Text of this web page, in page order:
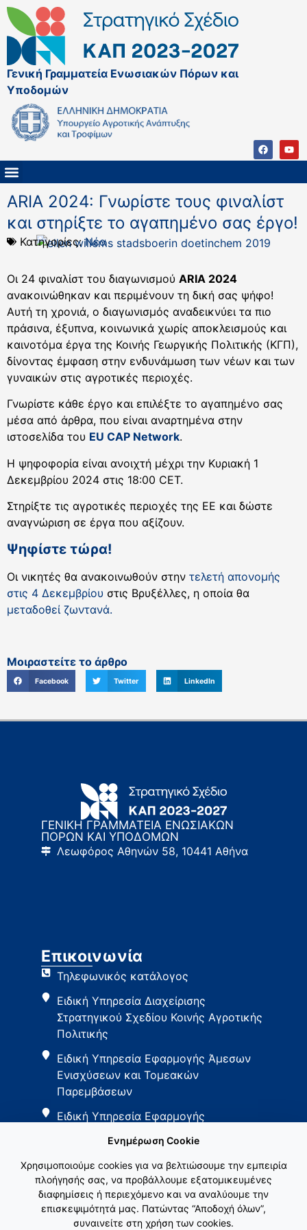
Γενική Γραμματεία Ενωσιακών Πόρων και
Υποδομών
ARIA 2024: Γνωρίστε τους φιναλίστ
και στηρίξτε το αγαπημένο σας έργο!
Κατηγορίες:Νέα
Οι 24 φιναλίστ του διαγωνισμού ARIA 2024
ανακοινώθηκαν και περιμένουν τη δική σας ψήφο!
Αυτή τη χρονιά, ο διαγωνισμός αναδεικνύει τα πιο
πράσινα, έξυπνα, κοινωνικά χωρίς αποκλεισμούς και
καινοτόμα έργα της Κοινής Γεωργικής Πολιτικής (ΚΓΠ),
δίνοντας έμφαση στην ενδυνάμωση των νέων και των
γυναικών στις αγροτικές περιοχές.
Γνωρίστε κάθε έργο και επιλέξτε το αγαπημένο σας
μέσα από άρθρα, που είναι αναρτημένα στην
ιστοσελίδα του EU CAP Network.
Η ψηφοφορία είναι ανοιχτή μέχρι την Κυριακή 1
Δεκεμβρίου 2024 στις 18:00 CET.
Στηρίξτε τις αγροτικές περιοχές της ΕΕ και δώστε
αναγνώριση σε έργα που αξίζουν.
Ψηφίστε τώρα!
Οι νικητές θα ανακοινωθούν στην τελετή απονομής
στις 4 Δεκεμβρίου στις Βρυξέλλες, η οποία θα
μεταδοθεί ζωντανά.
Μοιραστείτε το άρθρο
Facebook Twitter LinkedIn
ΓΕΝΙΚΗ ΓΡΑΜΜΑΤΕΙΑ ΕΝΩΣΙΑΚΩΝ
ΠΟΡΩΝ ΚΑΙ ΥΠΟΔΟΜΩΝ
Λεωφόρος Αθηνών 58, 10441 Αθήνα
Επικοινωνία
Τηλεφωνικός κατάλογος
Ειδική Υπηρεσία Διαχείρισης
Στρατηγικού Σχεδίου Κοινής Αγροτικής
Πολιτικής
Ειδική Υπηρεσία Εφαρμογής Άμεσων
Ενισχύσεων και Τομεακών
Παρεμβάσεων
Ειδική Υπηρεσία Εφαρμογής
Ενημέρωση Cookie
Χρησιμοποιούμε cookies για να βελτιώσουμε την εμπειρία
πλοήγησής σας, να προβάλλουμε εξατομικευμένες
διαφημίσεις ή περιεχόμενο και να αναλύουμε την
επισκεψιμότητά μας. Πατώντας “Αποδοχή όλων”,
συναινείτε στη χρήση των cookies.